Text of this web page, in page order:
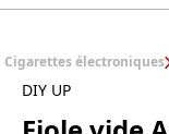
Cigarettes électroniques
DIY UP